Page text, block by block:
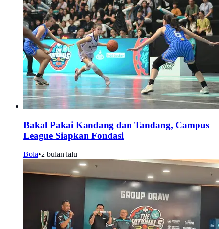
Bakal Pakai Kandang dan Tandang, Campus
League Siapkan Fondasi
Bola•2 bulan lalu